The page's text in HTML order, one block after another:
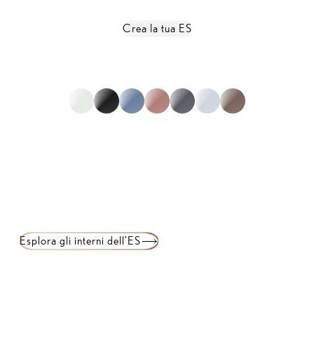
di0
Crea la tua ES
Esplora gli interni dell'ES